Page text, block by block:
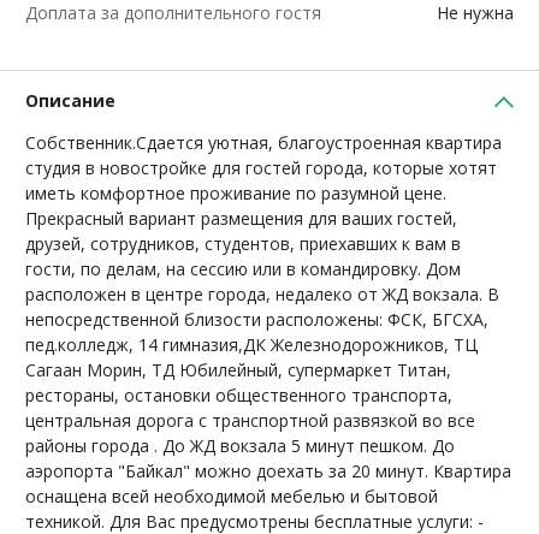
Доплата за дополнительного гостя
Не нужна
Описание
Собственник.Сдается уютная, благоустроенная квартира
студия в новостройке для гостей города, которые хотят
иметь комфортное проживание по разумной цене.
Прекрасный вариант размещения для ваших гостей,
друзей, сотрудников, студентов, приехавших к вам в
гости, по делам, на сессию или в командировку. Дом
расположен в центре города, недалеко от ЖД вокзала. В
непосредственной близости расположены: ФСК, БГСХА,
пед.колледж, 14 гимназия,ДК Железнодорожников, ТЦ
Сагаан Морин, ТД Юбилейный, супермаркет Титан,
рестораны, остановки общественного транспорта,
центральная дорога с транспортной развязкой во все
районы города . До ЖД вокзала 5 минут пешком. До
аэропорта "Байкал" можно доехать за 20 минут. Квартира
оснащена всей необходимой мебелью и бытовой
техникой. Для Вас предусмотрены бесплатные услуги: -